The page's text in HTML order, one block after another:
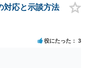
対応と示談方法
役にたった 3